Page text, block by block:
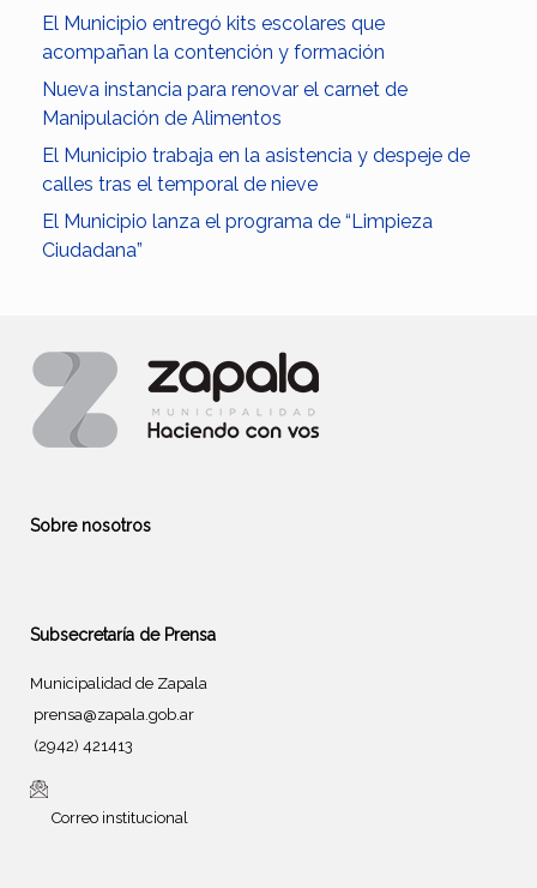
El Municipio entregó kits escolares que
acompañan la contención y formación
Nueva instancia para renovar el carnet de
Manipulación de Alimentos
El Municipio trabaja en la asistencia y despeje de
calles tras el temporal de nieve
El Municipio lanza el programa de “Limpieza
Ciudadana”
Sobre nosotros
Subsecretaría de Prensa
Municipalidad de Zapala
prensa@zapala.gob.ar
(2942) 421413
Correo institucional